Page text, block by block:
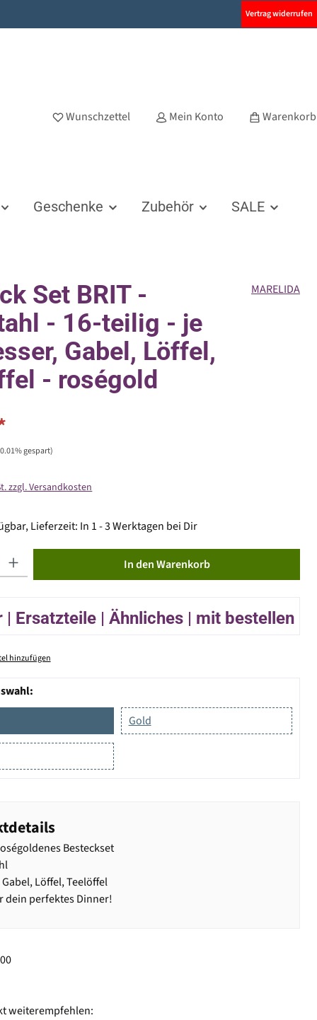
Vertrag widerrufen
Wunschzettel Mein Konto Warenkorb
Geschenke Zubehör SALE
Set BRIT -
- 16-teilig - je
Gabel, Löffel,
- roségold
MARELIDA
gespart)
zzgl. Versandkosten
Lieferzeit: In 1 - 3 Werktagen bei Dir
In den Warenkorb
| Ersatzteile | Ähnliches | mit bestellen
hinzufügen
Gold
Besteckset
Löffel, Teelöffel
dein perfektes Dinner!
weiterempfehlen: